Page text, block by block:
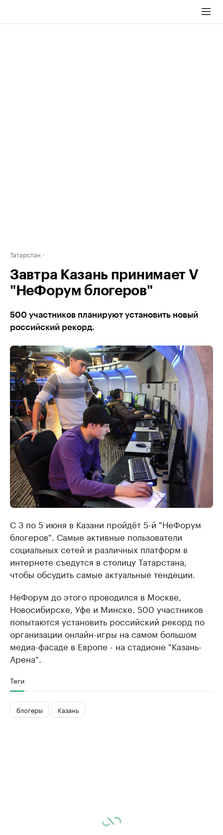
Татарстан
Завтра Казань принимает V
"НеФорум блогеров"
500 участников планируют установить новый
российский рекорд.
С 3 по 5 июня в Казани пройдёт 5-й "НеФорум
блогеров". Самые активные пользователи
социальных сетей и различных платформ в
интернете съедутся в столицу Татарстана,
чтобы обсудить самые актуальные тендеции.
НеФорум до этого проводился в Москве,
Новосибирске, Уфе и Минске. 500 участников
попытаются установить российский рекорд по
организации онлайн-игры на самом большом
медиа-фасаде в Европе - на стадионе "Казань-
Арена".
Теги
блогеры Казань